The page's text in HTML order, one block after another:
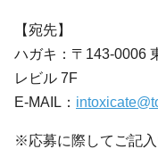
【宛先】
ハガキ：〒143-0006
レビル 7F
E-MAIL：
※応募に際してご記